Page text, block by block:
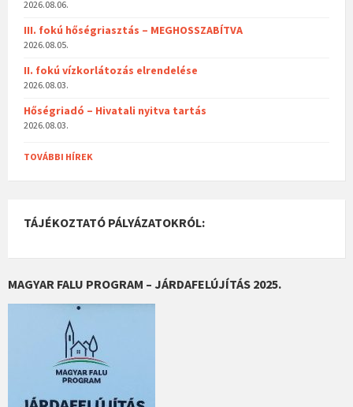
2026.08.06.
III. fokú hőségriasztás – MEGHOSSZABÍTVA
2026.08.05.
II. fokú vízkorlátozás elrendelése
2026.08.03.
Hőségriadó – Hivatali nyitva tartás
2026.08.03.
TOVÁBBI HÍREK
TÁJÉKOZTATÓ PÁLYÁZATOKRÓL:
MAGYAR FALU PROGRAM – JÁRDAFELÚJÍTÁS 2025.